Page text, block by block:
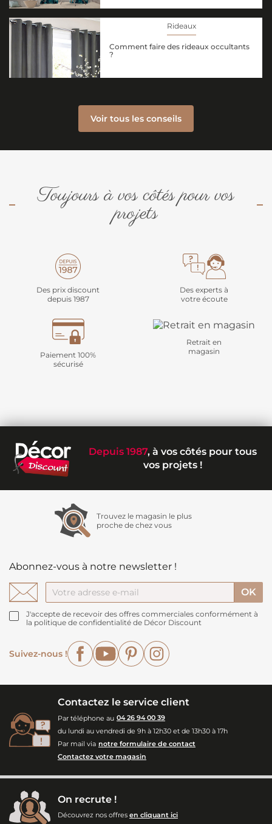
Rideaux
Comment faire des rideaux occultants
?
Voir tous les conseils
Toujours à vos côtés pour vos
projets
Des prix discount
depuis 1987
Des experts à
votre écoute
Paiement 100%
sécurisé
Retrait en
magasin
Depuis 1987, à vos côtés pour tous
vos projets !
Trouvez le magasin le plus
proche de chez vous
Abonnez-vous à notre newsletter !
J'accepte de recevoir des offres commerciales conformément à
la politique de confidentialité de Décor Discount
Suivez-nous !
FacebookYouTubePinterest
Contactez le service client
Par téléphone au 04 26 94 00 39
du lundi au vendredi de 9h à 12h30 et de 13h30 à 17h
Par mail via notre formulaire de contact
Contactez votre magasin
On recrute !
Découvrez nos offres en cliquant ici